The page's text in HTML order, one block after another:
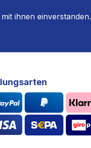
ihnen einverstanden.